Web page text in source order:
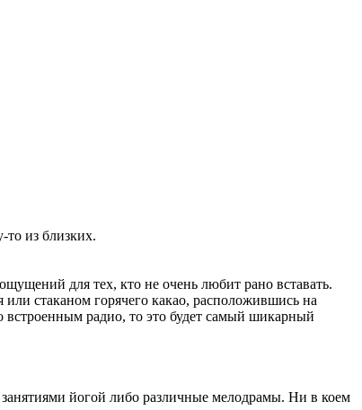
то из близких.
для тех, кто не очень любит рано вставать.
стаканом горячего какао, расположившись на
радио, то это будет самый шикарный
йогой либо различные мелодрамы. Ни в коем